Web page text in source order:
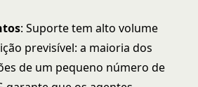
: Suporte tem alto volume
previsível: a maioria dos
de um pequeno número de